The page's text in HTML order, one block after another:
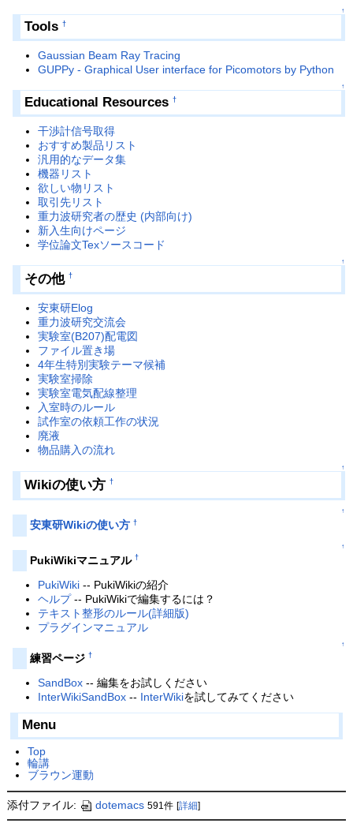
↑
Tools†
Gaussian Beam Ray Tracing
GUPPy - Graphical User interface for Picomotors by Python
↑
Educational Resources†
干渉計信号取得
おすすめ製品リスト
汎用的なデータ集
機器リスト
欲しい物リスト
取引先リスト
重力波研究者の歴史 (内部向け)
新入生向けページ
学位論文Texソースコード
↑
その他†
安東研Elog
重力波研究交流会
実験室(B207)配電図
ファイル置き場
4年生特別実験テーマ候補
実験室掃除
実験室電気配線整理
入室時のルール
試作室の依頼工作の状況
廃液
物品購入の流れ
↑
Wikiの使い方†
↑
安東研Wikiの使い方 †
↑
PukiWikiマニュアル†
PukiWiki -- PukiWikiの紹介
ヘルプ-- PukiWikiで編集するには？
テキスト整形のルール(詳細版)
プラグインマニュアル
↑
練習ページ†
SandBox -- 編集をお試しください
InterWikiSandBox -- InterWikiを試してみてください
Menu
Top
輪講
ブラウン運動
添付ファイル: dotemacs 591件 [詳細]